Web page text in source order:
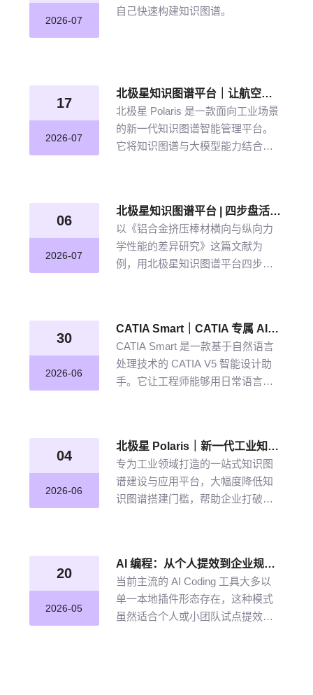
2026-07
自己快速构建知识图谱。
17
2026-07
北极星知识图谱平台｜让航空发动机叶片知识“连”起来
北极星 Polaris 是一款面向工业场景
的新一代知识图谱智能管理平台。
它将知识图谱与大模型能力结合，
06
2026-07
北极星知识图谱平台 | 四步盘活航空材料全量文献
以《铝合金挤压棒材横向与纵向力
学性能的差异研究》这篇文献为
例，用北极星知识图谱平台四步盘
注、清洗的低效方式。
30
2026-06
CATIA Smart｜CATIA 专属 AI 智能体，说说话，AI 帮你建模
CATIA Smart 是一款基于自然语言
处理技术的 CATIA V5 智能设计助
手。它让工程师能够用日常语言描
04
2026-06
北极星 Polaris｜新一代工业知识图谱智能管理平台，点亮工业知识智能之路
专为工业领域打造的一站式知识图
谱建设与应用平台，大幅度降低知
识图谱搭建门槛，帮助企业打破数
推理能力，打造企业级智能决策新
引擎，赋能企业沉淀高质量的知识
并应用。
20
2026-05
AI 编程：从个人提效到企业规模化落地的破局之道
当前主流的 AI Coding 工具大多以
单一本地插件形态存在，这种模式
虽然适合个人或小团队试点提效，